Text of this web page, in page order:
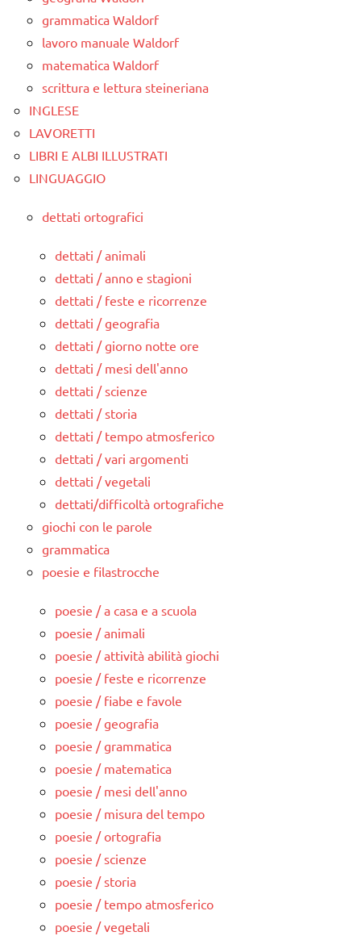
grammatica Waldorf
lavoro manuale Waldorf
matematica Waldorf
scrittura e lettura steineriana
INGLESE
LAVORETTI
LIBRI E ALBI ILLUSTRATI
LINGUAGGIO
dettati ortografici
dettati / animali
dettati / anno e stagioni
dettati / feste e ricorrenze
dettati / geografia
dettati / giorno notte ore
dettati / mesi dell'anno
dettati / scienze
dettati / storia
dettati / tempo atmosferico
dettati / vari argomenti
dettati / vegetali
dettati/difficoltà ortografiche
giochi con le parole
grammatica
poesie e filastrocche
poesie / a casa e a scuola
poesie / animali
poesie / attività abilità giochi
poesie / feste e ricorrenze
poesie / fiabe e favole
poesie / geografia
poesie / grammatica
poesie / matematica
poesie / mesi dell'anno
poesie / misura del tempo
poesie / ortografia
poesie / scienze
poesie / storia
poesie / tempo atmosferico
poesie / vegetali